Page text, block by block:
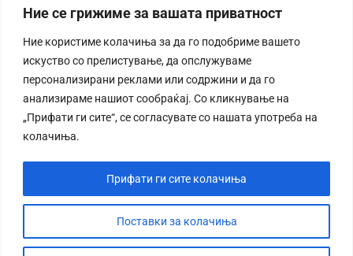
Ние се грижиме за вашата приватност
Ние користиме колачиња за да го подобриме вашето
искуство со прелистување, да опслужуваме
персонализирани реклами или содржини и да го
анализираме нашиот сообраќај. Со кликнување на
„Прифати ги сите“, се согласувате со нашата употреба на
колачиња.
Поставки за колачиња
Прифати ги сите колачиња